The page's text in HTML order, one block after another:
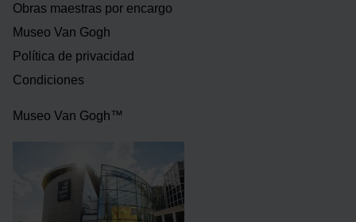
Obras maestras por encargo
Museo Van Gogh
Política de privacidad
Condiciones
Museo Van Gogh™